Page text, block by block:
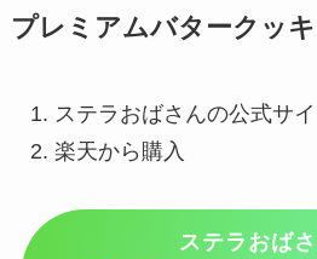
プレミアムバタークッ
ステラおばさんの公式サ
楽天から購入
ステラおば